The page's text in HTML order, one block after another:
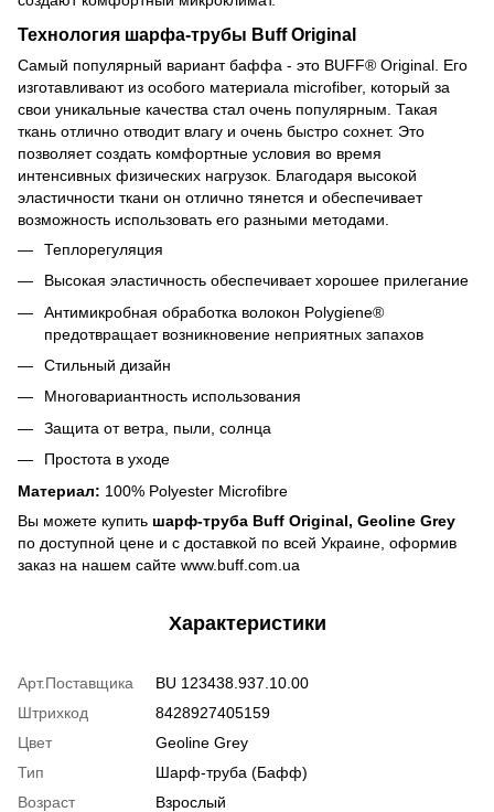
Технология шарфа-трубы Buff Original
Самый популярный вариант баффа - это BUFF® Original. Его
изготавливают из особого материала microfiber, который за
свои уникальные качества стал очень популярным. Такая
ткань отлично отводит влагу и очень быстро сохнет. Это
позволяет создать комфортные условия во время
интенсивных физических нагрузок. Благодаря высокой
эластичности ткани он отлично тянется и обеспечивает
возможность использовать его разными методами.
Теплорегуляция
Высокая эластичность обеспечивает хорошее прилегание
Антимикробная обработка волокон Polygiene®
предотвращает возникновение неприятных запахов
Стильный дизайн
Многовариантность использования
Защита от ветра, пыли, солнца
Простота в уходе
Материал: 100% Polyester Microfibre
Вы можете купить шарф-труба Buff Original, Geoline Grey
по доступной цене и с доставкой по всей Украине, оформив
заказ на нашем сайте www.buff.com.ua
Характеристики
Арт.Поставщика
BU 123438.937.10.00
Штрихкод
8428927405159
Цвет
Geoline Grey
Тип
Шарф-труба (Бафф)
Возраст
Взрослый